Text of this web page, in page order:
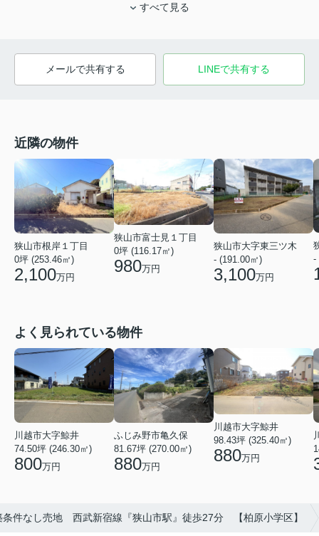
すべて見る
メールで共有する LINEで共有する
近隣の物件
狭山市根岸１丁目
0坪 (253.46㎡)
2,100万円
狭山市富士見１丁目
0坪 (116.17㎡)
980万円
狭山市大字東三ツ木
- (191.00㎡)
3,100万円
-
よく見られている物件
川越市大字鯨井
74.50坪 (246.30㎡)
800万円
ふじみ野市亀久保
81.67坪 (270.00㎡)
880万円
川越市大字鯨井
98.43坪 (325.40㎡)
880万円
件なし売地 西武新宿線『狭山市駅』徒歩27分 【柏原小学区】